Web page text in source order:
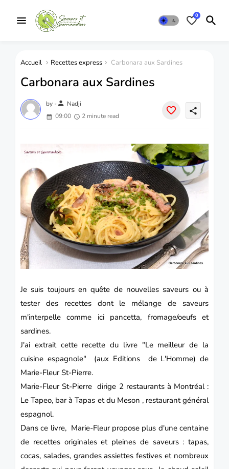
0
Accueil Recettes express Carbonara aux Sardines
Carbonara aux Sardines
by -person Nadji
09:00
2 minute read
share
Je suis toujours en quête de nouvelles saveurs ou à
tester des recettes dont le mélange de saveurs
m'interpelle comme ici pancetta, fromage/oeufs et
sardines.
J'ai extrait cette recette du livre "Le meilleur de la
cuisine espagnole" (aux Editions de L'Homme) de
Marie-Fleur St-Pierre.
Marie-Fleur St-Pierre dirige 2 restaurants à Montréal :
Le Tapeo, bar à Tapas et du Meson , restaurant général
espagnol.
Dans ce livre, Marie-Fleur propose plus d'une centaine
de recettes originales et pleines de saveurs : tapas,
cocas, salades, grandes assiettes festives et nombreux